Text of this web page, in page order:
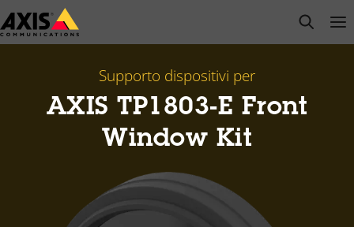
Salta
al
open
Supporto dispositivi per
AXIS TP1803-E Front
Window Kit